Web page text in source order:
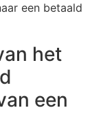
een betaald
het
een